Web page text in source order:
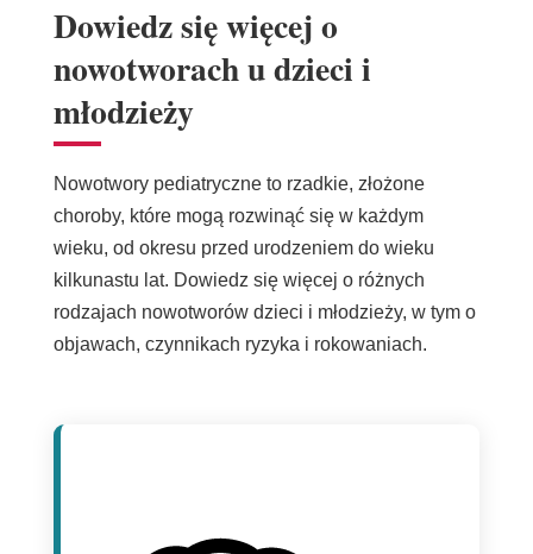
Dowiedz się więcej o
nowotworach u dzieci i
młodzieży
Nowotwory pediatryczne to rzadkie, złożone
choroby, które mogą rozwinąć się w każdym
wieku, od okresu przed urodzeniem do wieku
kilkunastu lat. Dowiedz się więcej o różnych
rodzajach nowotworów dzieci i młodzieży, w tym o
objawach, czynnikach ryzyka i rokowaniach.